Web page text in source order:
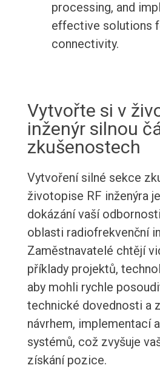
processing, and
effective solutions
connectivity.
Vytvořte si v
inženýr silnou
zkušenostech
Vytvoření silné sekce
životopise RF inženýra
dokázání vaší
oblasti radiofrekvenční
Zaměstnavatelé chtějí
příklady projektů,
aby mohli rychle
technické dovednosti a
návrhem, implementací
systémů, což zvyšuje
získání pozice.